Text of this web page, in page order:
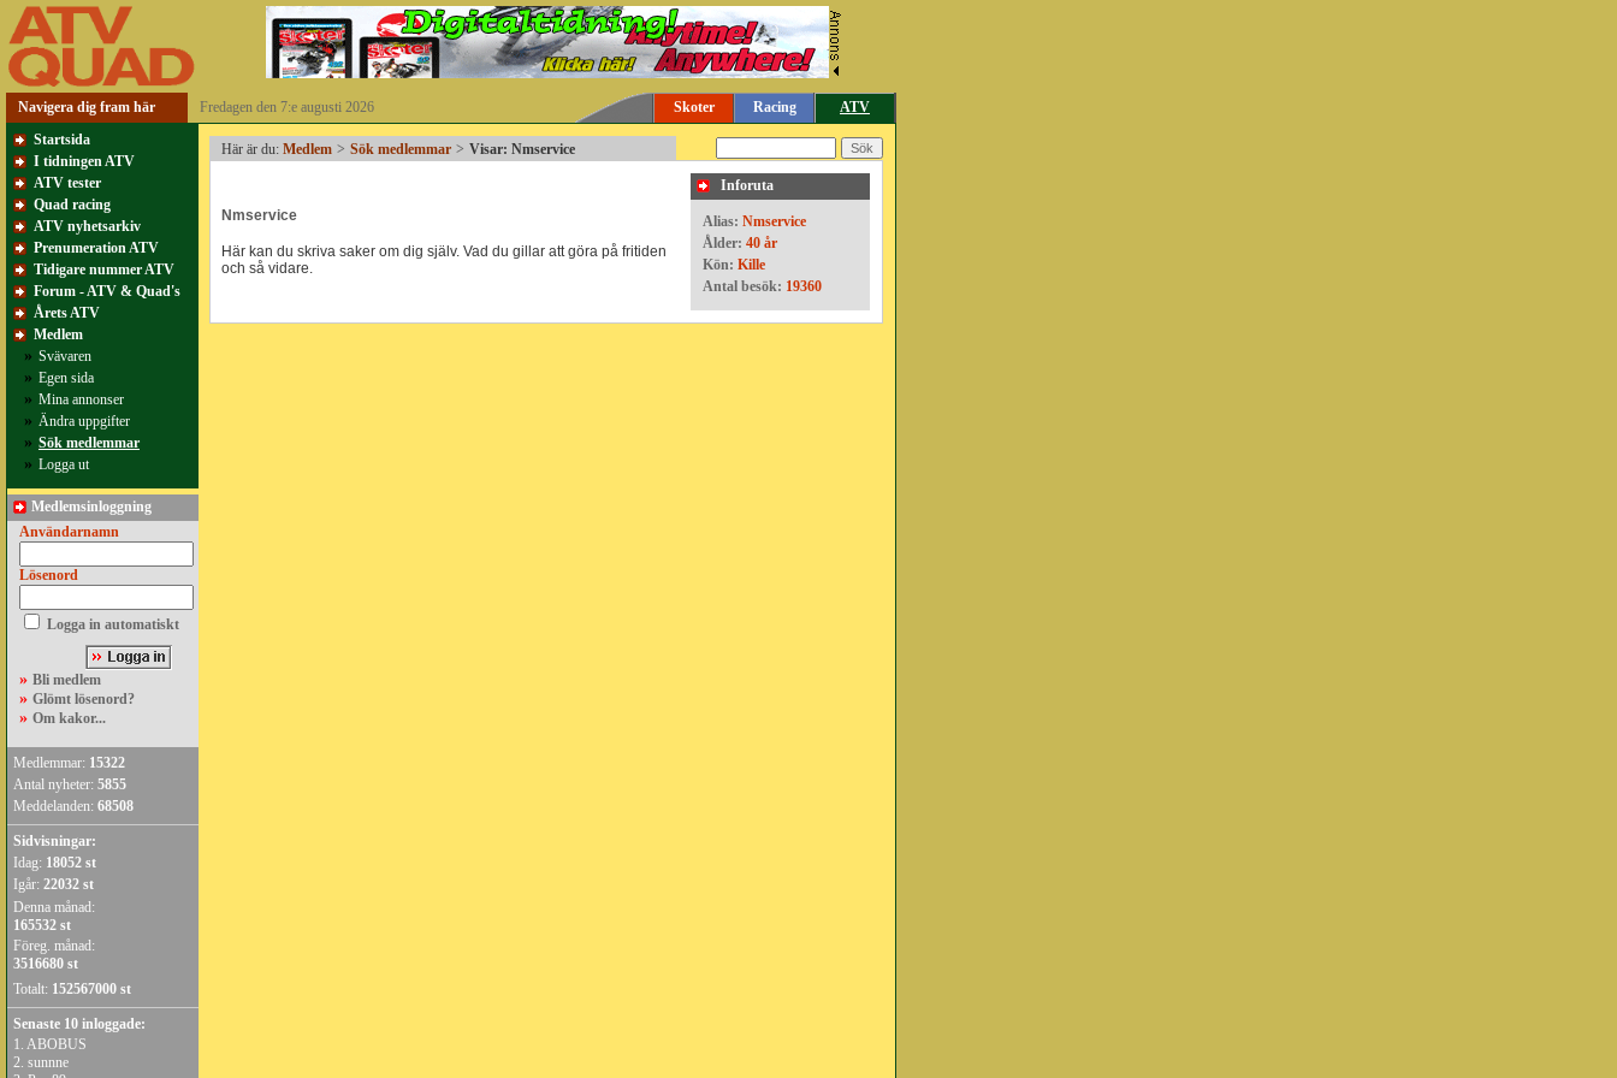
Navigera dig fram här Fredagen den 7:e augusti 2026 Skoter Racing
ATV
Startsida
I tidningen ATV
ATV tester
Quad racing
ATV nyhetsarkiv
Prenumeration ATV
Tidigare nummer ATV
Forum - ATV & Quad's
Årets ATV
Medlem
» Svävaren
» Egen sida
» Mina annonser
» Ändra uppgifter
» Sök medlemmar
» Logga ut
Medlemsinloggning
Användarnamn
Lösenord
Logga in automatiskt
» Bli medlem
» Glömt lösenord?
» Om kakor...
Medlemmar: 15322
Antal nyheter: 5855
Meddelanden: 68508
Sidvisningar:
Idag: 18052 st
Igår: 22032 st
Denna månad:
165532 st
Föreg. månad:
3516680 st
Totalt: 152567000 st
Senaste 10 inloggade:
1. ABOBUS
2. sunnne
Här är du: Medlem > Sök medlemmar > Visar: Nmservice
Nmservice
Här kan du skriva saker om dig själv. Vad du gillar att göra på fritiden
och så vidare.
Inforuta
Alias: Nmservice
Ålder: 40 år
Kön: Kille
Antal besök: 19360